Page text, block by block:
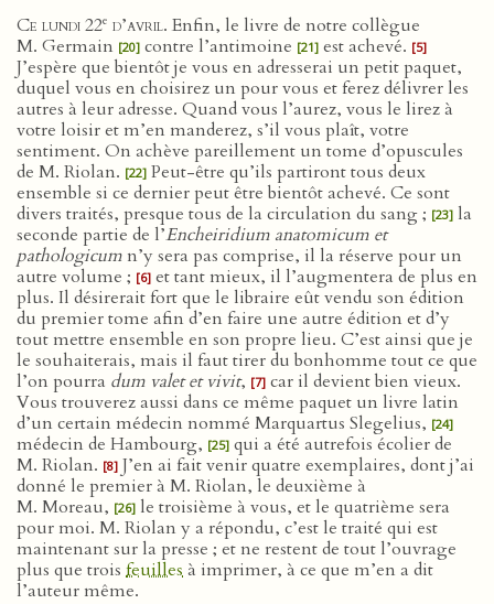
Ce lundi 22e d’avril. Enfin, le livre de notre collègue
M. Germain [20] contre l’antimoine [21] est achevé. [5]
J’espère que bientôt je vous en adresserai un petit paquet,
duquel vous en choisirez un pour vous et ferez délivrer les
autres à leur adresse. Quand vous l’aurez, vous le lirez à
votre loisir et m’en manderez, s’il vous plaît, votre
sentiment. On achève pareillement un tome d’opuscules
de M. Riolan. [22] Peut-être qu’ils partiront tous deux
ensemble si ce dernier peut être bientôt achevé. Ce sont
divers traités, presque tous de la circulation du sang ; [23] la
seconde partie de l’Encheiridium anatomicum et
pathologicumn’y sera pas comprise, il la réserve pour un
autre volume ; [6] et tant mieux, il l’augmentera de plus en
plus. Il désirerait fort que le libraire eût vendu son édition
du premier tome afin d’en faire une autre édition et d’y
tout mettre ensemble en son propre lieu. C’est ainsi que je
le souhaiterais, mais il faut tirer du bonhomme tout ce que
l’on pourra dum valet et vivit, [7] car il devient bien vieux.
Vous trouverez aussi dans ce même paquet un livre latin
d’un certain médecin nommé Marquartus Slegelius, [24]
médecin de Hambourg, [25] qui a été autrefois écolier de
M. Riolan. [8] J’en ai fait venir quatre exemplaires, dont j’ai
donné le premier à M. Riolan, le deuxième à
M. Moreau, [26] le troisième à vous, et le quatrième sera
pour moi. M. Riolan y a répondu, c’est le traité qui est
maintenant sur la presse ; et ne restent de tout l’ouvrage
plus que trois feuillesà imprimer, à ce que m’en a dit
l’auteur même.